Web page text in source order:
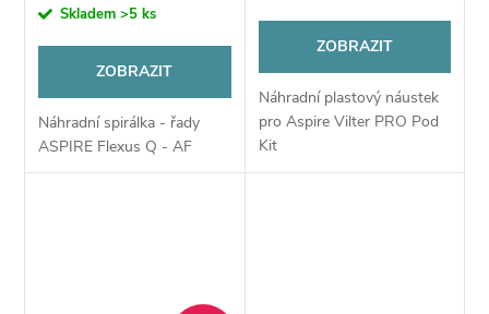
cena:Skladem>5 ks
ZOBRAZIT
Náhradní spirálka - řady
ASPIRE Flexus Q - AF
ZOBRAZIT
Náhradní plastový náustek
pro Aspire Vilter PRO Pod
Kit